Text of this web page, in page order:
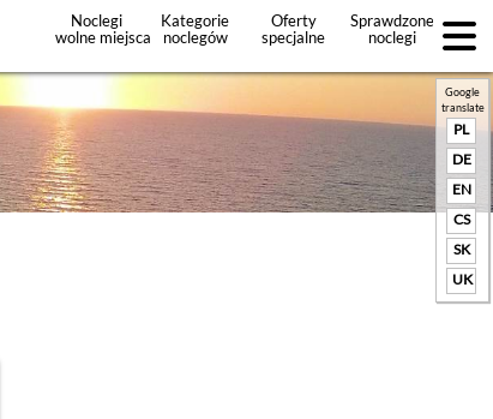
Noclegi
wolne miejsca
Kategorie
noclegów
Oferty
specjalne
Sprawdzone
noclegi
+Dodaj
Google
translate
PL
DE
EN
CS
SK
UK